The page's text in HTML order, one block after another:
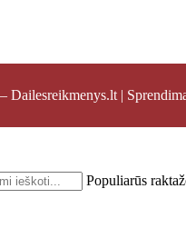
Dailesreikmenys.lt |
Populiarūs